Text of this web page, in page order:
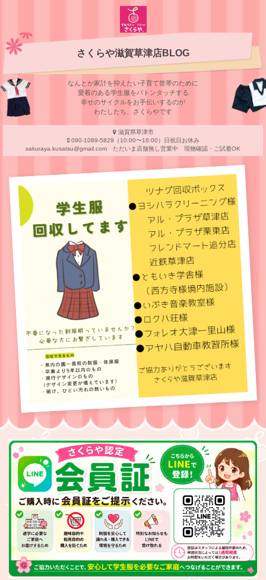
さくらや滋賀草津店BLOG
なんとか家計を抑えたい子育て世帯のために
愛着のある学⽣服をバトンタッチする
幸せのサイクルをお⼿伝いするのが
わたしたち、さくらやです
滋賀県草津市
090-1089-5829（10:00〜16:00）日祝日お休み
sakuraya.kusatsu@gmail.com ただいま店舗無し営業中 現物確認・ご試着OK